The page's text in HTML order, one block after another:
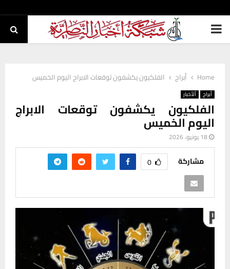
PRIMARY
Home أبراج الفلكيون يكشفون توقعات الابراج اليوم الخميس
أبراج ألأخبار
الفلكيون يكشفون توقعات الابراج
اليوم الخميس
18 يونيو، 2026
مشاركة 0